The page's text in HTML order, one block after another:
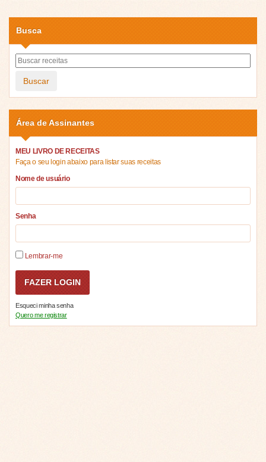
Busca
Buscar
Área de Assinantes
MEU LIVRO DE RECEITAS
Faça o seu login abaixo para listar suas receitas
Nome de usuário
Senha
Lembrar-me
Esqueci minha senha
Quero me registrar